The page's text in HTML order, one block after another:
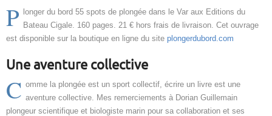
P longer du bord 55 spots de plongée dans le Var aux Editions du
Bateau Cigale. 160 pages. 21 € hors frais de livraison. Cet ouvrage
est disponible sur la boutique en ligne du site plongerdubord.com
Une aventure collective
C omme la plongée est un sport collectif, écrire un livre est une
aventure collective. Mes remerciements à Dorian Guillemain
plongeur scientifique et biologiste marin pour sa collaboration et ses